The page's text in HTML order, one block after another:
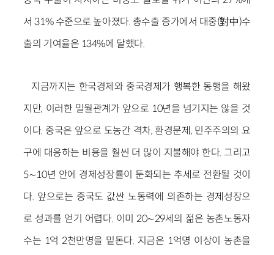
서 31% 수준으로 높아졌다. 총수출 증가에서 대중(對中)수
출의 기여율은 134%에 달했다.
지금까지는 한국경제와 중국경제가 행복한 동행을 해왔
지만, 이러한 밀월관계가 앞으로 10년을 넘기지는 않을 것
이다. 중국은 앞으로 도농간 격차, 환경문제, 민주주의의 요
구에 대응하는 비용을 훨씬 더 많이 지불해야 한다. 그리고
5∼10년 안에 경제성장률이 둔화되는 추세로 전환될 것이
다. 앞으로는 중국도 값싼 노동력에 의존하는 경제성장으
로 성과를 얻기 어렵다. 이미 20∼29세의 젊은 농촌노동자
수는 1억 2천만명을 밑돈다. 지금은 1억명 이상이 농촌을